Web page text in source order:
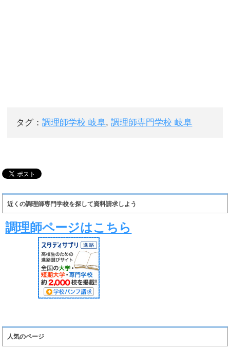
タグ：調理師学校 岐阜,調理師専門学校 岐阜
近くの調理師専門学校を探して資料請求しよう
調理師ページはこちら
人気のページ